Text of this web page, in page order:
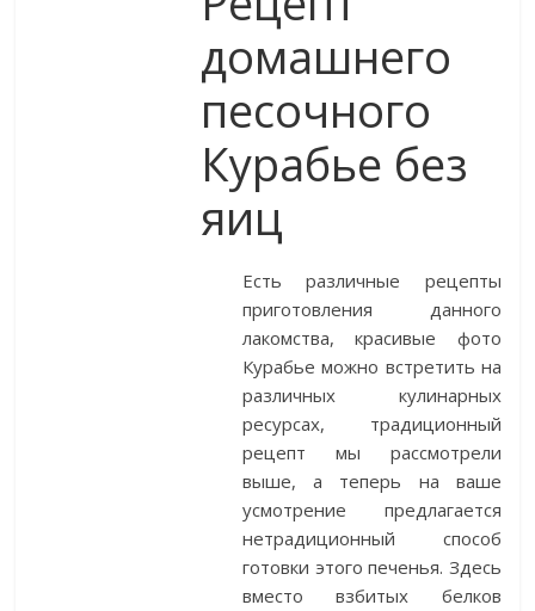
домашнего
песочного
Курабье без
яиц
Есть различные рецепты
приготовления данного
лакомства, красивые фото
Курабье можно встретить на
различных кулинарных
ресурсах, традиционный
рецепт мы рассмотрели
выше, а теперь на ваше
усмотрение предлагается
нетрадиционный способ
готовки этого печенья. Здесь
вместо взбитых белков